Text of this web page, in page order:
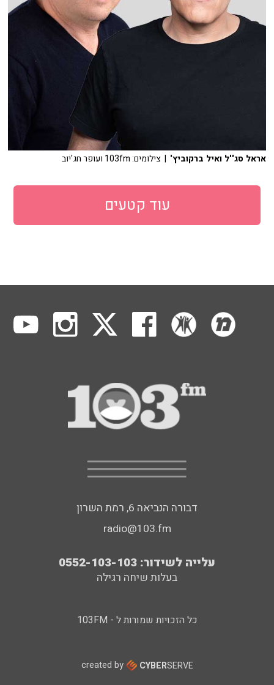
אראל סג''ל ואיל ברקוביץ' | צילומים: 103fm ועופר חג'יוב
עוד קטעים
דבורה הנביאה 6, רמת השרון
radio@103.fm
עלייה לשידור: 0552-103-103
בעלות שיחה רגילה
כל הזכויות שמורות ל - 103FM
created by CYBERSERVE